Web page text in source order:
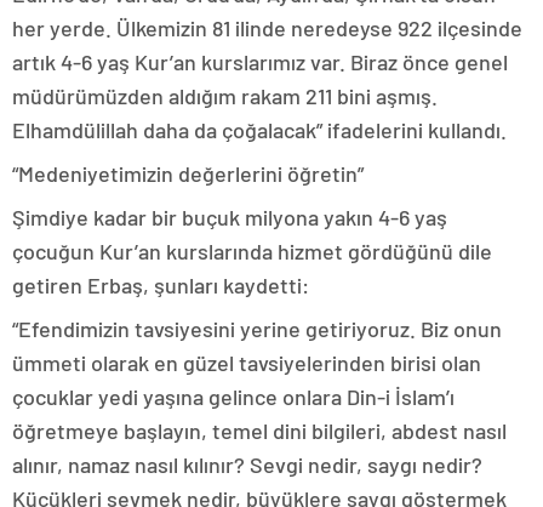
her yerde. Ülkemizin 81 ilinde neredeyse 922 ilçesinde
artık 4-6 yaş Kur’an kurslarımız var. Biraz önce genel
müdürümüzden aldığım rakam 211 bini aşmış.
Elhamdülillah daha da çoğalacak” ifadelerini kullandı.
“Medeniyetimizin değerlerini öğretin”
Şimdiye kadar bir buçuk milyona yakın 4-6 yaş
çocuğun Kur’an kurslarında hizmet gördüğünü dile
getiren Erbaş, şunları kaydetti:
“Efendimizin tavsiyesini yerine getiriyoruz. Biz onun
ümmeti olarak en güzel tavsiyelerinden birisi olan
çocuklar yedi yaşına gelince onlara Din-i İslam’ı
öğretmeye başlayın, temel dini bilgileri, abdest nasıl
alınır, namaz nasıl kılınır? Sevgi nedir, saygı nedir?
Küçükleri sevmek nedir, büyüklere saygı göstermek